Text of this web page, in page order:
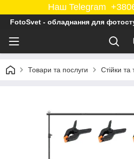
Наш Telegram
FotoSvet - обладнання для
Товари та послуги Стійки та